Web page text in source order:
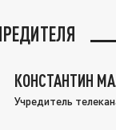
КОНСТАНТИН
Учредитель